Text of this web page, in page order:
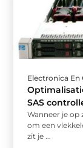
Electronica
SAS
Wanneer je op
om een
zit je ...